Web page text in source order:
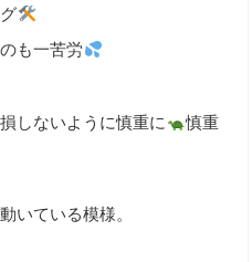
も一苦労
しないように慎重に
慎重
いている模様。